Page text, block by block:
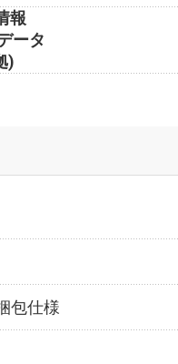
報
ータ
)
包仕様